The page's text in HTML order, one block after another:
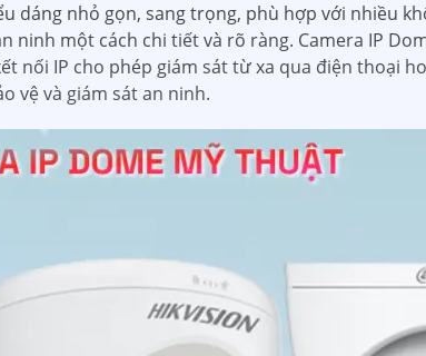
dáng nhỏ gọn, sang trọng, phù hợp với nhiều
ninh một cách chi tiết và rõ ràng. Camera IP
nối IP cho phép giám sát từ xa qua điện thoại
vệ và giám sát an ninh.